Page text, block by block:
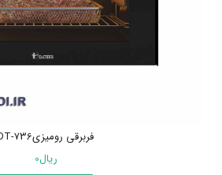
فربرقی رومیزیDT-736
ریال0